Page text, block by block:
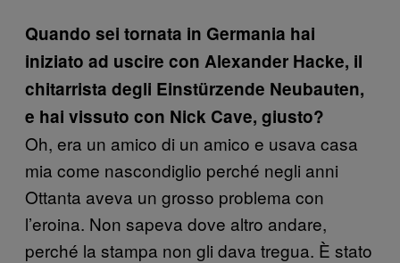
Quando sei tornata in Germania hai
iniziato ad uscire con Alexander Hacke, il
chitarrista degli Einstürzende Neubauten,
e hai vissuto con Nick Cave, giusto?
Oh, era un amico di un amico e usava casa
mia come nascondiglio perché negli anni
Ottanta aveva un grosso problema con
l’eroina. Non sapeva dove altro andare,
perché la stampa non gli dava tregua. È stato